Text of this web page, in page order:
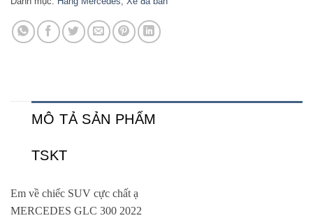
MÔ TẢ SẢN PHẨM
TSKT
Em về chiếc SUV cực chất ạ
MERCEDES GLC 300 2022